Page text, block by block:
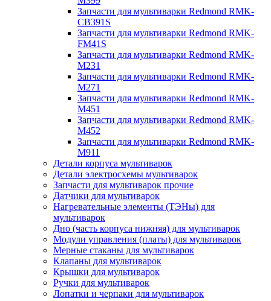
Запчасти для мультиварки Redmond RMK-
CB391S
Запчасти для мультиварки Redmond RMK-
FM41S
Запчасти для мультиварки Redmond RMK-
M231
Запчасти для мультиварки Redmond RMK-
M271
Запчасти для мультиварки Redmond RMK-
M451
Запчасти для мультиварки Redmond RMK-
M452
Запчасти для мультиварки Redmond RMK-
M911
Детали корпуса мультиварок
Детали электросхемы мультиварок
Запчасти для мультиварок прочие
Датчики для мультиварок
Нагревательные элементы (ТЭНы) для
мультиварок
Дно (часть корпуса нижняя) для мультиварок
Модули управления (платы) для мультиварок
Мерные стаканы для мультиварок
Клапаны для мультиварок
Крышки для мультиварок
Ручки для мультиварок
Лопатки и черпаки для мультиварок